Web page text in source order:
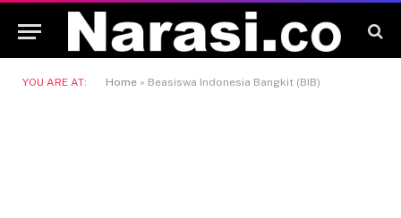
YOU ARE AT: Home » Beasiswa Indonesia Bangkit (BIB)